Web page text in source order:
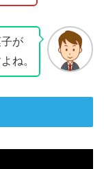
が
ね。